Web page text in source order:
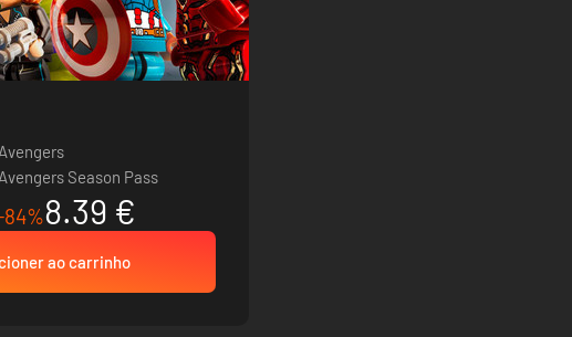
Season Pass
8.39 €
ao carrinho